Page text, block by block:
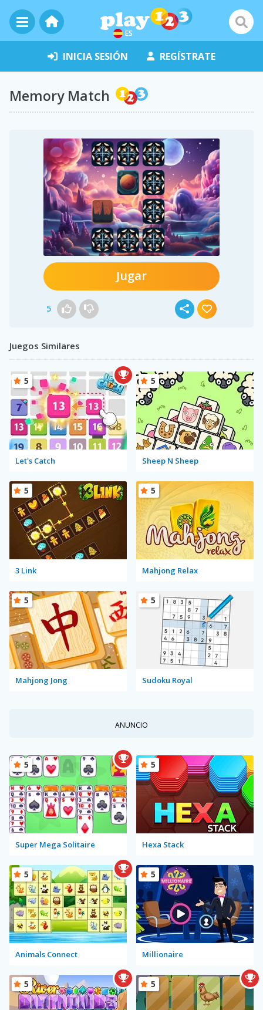
ES
INICIA SESIÓN REGÍSTRATE
Memory Match
Jugar
5
Juegos Similares
Let's Catch
5
Sheep N Sheep
5
3 Link
5
Mahjong Relax
5
Mahjong Jong
5
Sudoku Royal
5
ANUNCIO
Super Mega Solitaire
5
Hexa Stack
5
Animals Connect
5
Millionaire
5
5 5